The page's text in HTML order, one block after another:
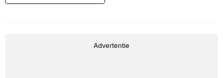
Advertentie